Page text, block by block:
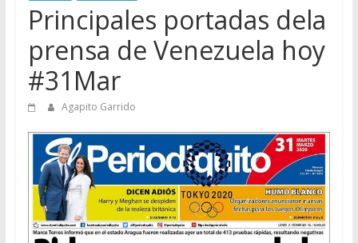
Principales portadas dela
prensa de Venezuela hoy
#31Mar
Agapito Garrido